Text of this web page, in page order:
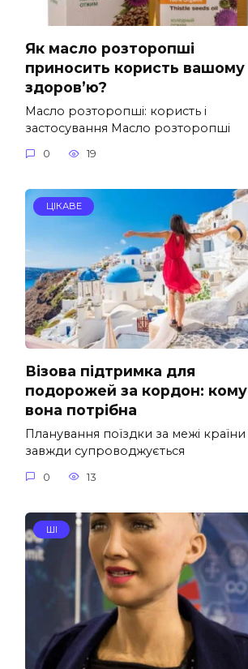
Як масло розторопші
приносить користь вашому
здоров’ю?
Масло розторопші: користь і
застосування Масло розторопші
0 19
ЦІКАВЕ
Візова підтримка для
подорожей за кордон: кому
вона потрібна
Планування поїздки за межі країни
завжди супроводжується
0 13
ШІ